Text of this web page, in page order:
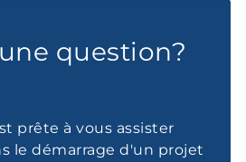
question?
prête à vous assister
le démarrage d'un projet